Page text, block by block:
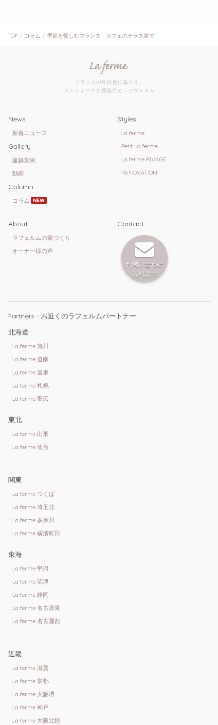
TOP コラム 季節を愉しむフランス カフェのテラス席で
フランスの片田舎に暮らす。
アンティークな新築住宅 - ラフェルム
News
新着ニュース
Gallery
建築実例
動画
Column
コラム
Styles
La ferme
Petit La ferme
La ferme RIVAGE
RENOVATION
About
ラフェルムの家づくり
オーナー様の声
Contact
お問い合わせ
資料請求
Partners - お近くのラフェルムパートナー
北海道
La ferme 旭川
La ferme 道南
La ferme 道東
La ferme 札幌
La ferme 帯広
東北
La ferme 山形
La ferme 仙台
関東
La ferme つくば
La ferme 埼玉北
La ferme 多摩川
La ferme 横濱町田
東海
La ferme 甲府
La ferme 沼津
La ferme 静岡
La ferme 名古屋東
La ferme 名古屋西
近畿
La ferme 滋賀
La ferme 京都
La ferme 大阪堺
La ferme 神戸
La ferme 大阪北摂